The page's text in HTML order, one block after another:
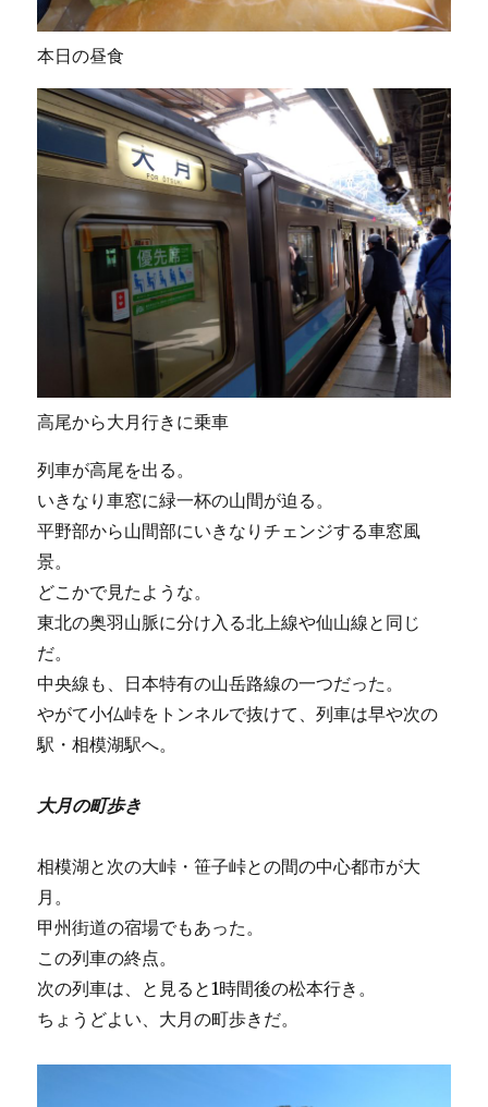
本日の昼食
高尾から大月行きに乗車
列車が高尾を出る。
いきなり車窓に緑一杯の山間が迫る。
平野部から山間部にいきなりチェンジする車窓風
景。
どこかで見たような。
東北の奥羽山脈に分け入る北上線や仙山線と同じ
だ。
中央線も、日本特有の山岳路線の一つだった。
やがて小仏峠をトンネルで抜けて、列車は早や次の
駅・相模湖駅へ。
大月の町歩き
相模湖と次の大峠・笹子峠との間の中心都市が大
月。
甲州街道の宿場でもあった。
この列車の終点。
次の列車は、と見ると1時間後の松本行き。
ちょうどよい、大月の町歩きだ。